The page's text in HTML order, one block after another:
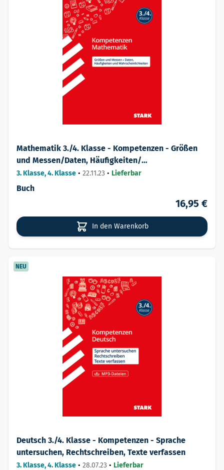
Mathematik 3./4. Klasse - Kompetenzen - Größen
und Messen/Daten, Häufigkeiten/
Wahrscheinlichkeiten
3. Klasse, 4. Klasse • 22.11.23 • Lieferbar
Buch
16,95 €
In den Warenkorb
NEU
Deutsch 3./4. Klasse - Kompetenzen - Sprache
untersuchen, Rechtschreiben, Texte verfassen
3. Klasse, 4. Klasse • 28.07.23 • Lieferbar